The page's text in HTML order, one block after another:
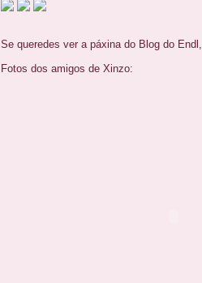
Se queredes ver a páxina do Blog do Endl,
Fotos dos amigos de Xinzo: